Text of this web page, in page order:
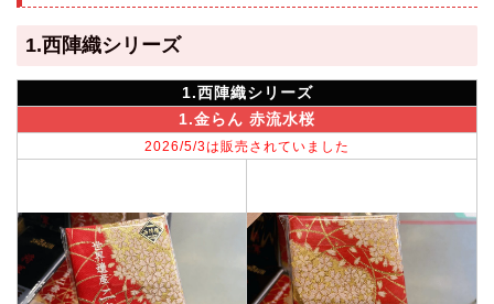
1.西陣織シリーズ
1.西陣織シリーズ
1.金らん 赤流水桜
2026/5/3は販売されていました